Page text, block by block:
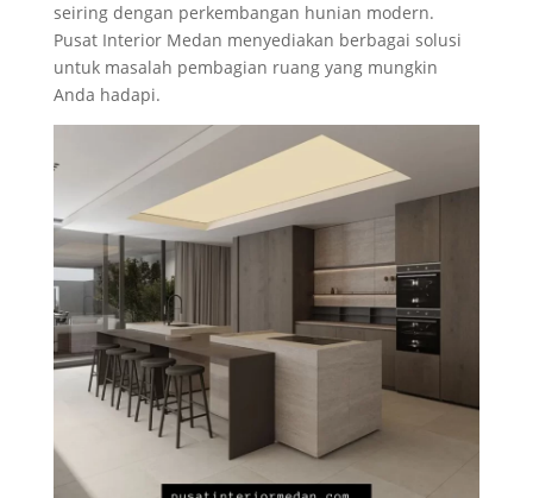
seiring dengan perkembangan hunian modern.
Pusat Interior Medan menyediakan berbagai solusi
untuk masalah pembagian ruang yang mungkin
Anda hadapi.